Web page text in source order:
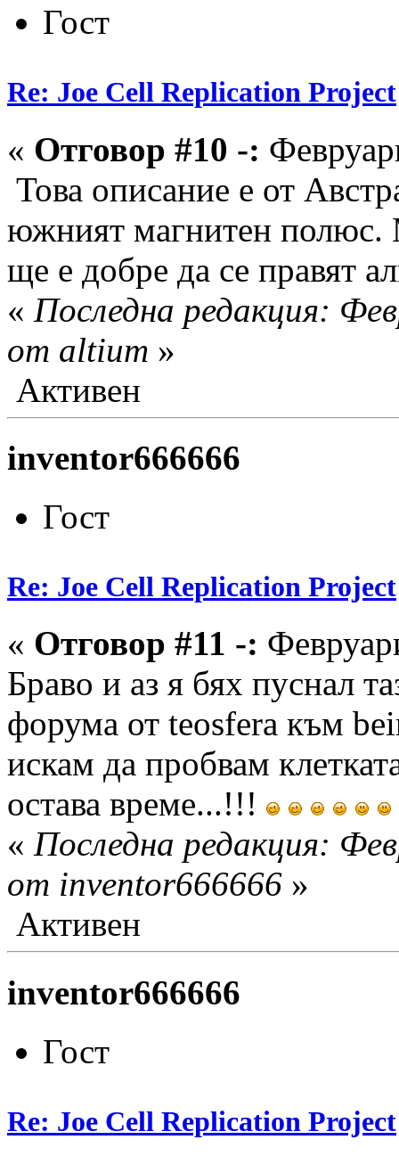
Гост
Re: Joe Cell Replication Project
« Отговор #10 -:
Това описание е от
южният магнитен полюс.
ще е добре да се правят
« Последна редакция:
от altium »
Активен
inventor666666
Гост
Re: Joe Cell Replication Project
« Отговор #11 -:
Браво и аз я бях пуснал
форума от teosfera към
искам да пробвам
oстава време...!!!
« Последна редакция:
от inventor666666 »
Активен
inventor666666
Гост
Re: Joe Cell Replication Project